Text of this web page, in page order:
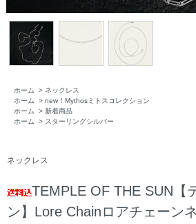
ホーム > ネックレス
ホーム
> new！Mythosミトスコレクション
ホーム
> 新着商品
ホーム
> スターリングシルバー
ネックレス
TEMPLE OF THE SUN【
ン】Lore Chainロアチェーン